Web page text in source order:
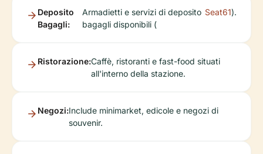
Deposito
Bagagli:
Armadietti e servizi di deposito
bagagli disponibili (
Seat61).
Ristorazione:Caffè, ristoranti e fast-food situati
all'interno della stazione.
Negozi:Include minimarket, edicole e negozi di
souvenir.